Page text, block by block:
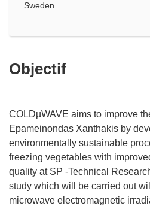
Sweden
Objectif
COLDµWAVE aims to improve
Epameinondas Xanthakis by
environmentally sustainable
freezing vegetables with
quality at SP -Technical
study which will be carried out
microwave electromagnetic